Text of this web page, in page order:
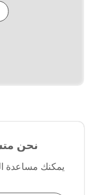
نحن
يمكنك مساعدة